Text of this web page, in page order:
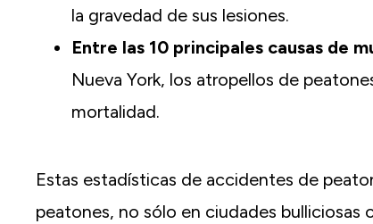
la gravedad de sus lesiones.
Entre las 10 principales causas de
Nueva York, los atropellos de
mortalidad.
Estas estadísticas de accidentes de
peatones, no sólo en ciudades bulliciosas